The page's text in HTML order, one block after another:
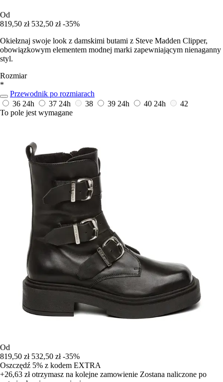
Od
819,50 zł 532,50 zł -35%
Okiełznaj swoje look z damskimi butami z Steve Madden Clipper,
obowiązkowym elementem modnej marki zapewniającym nienaganny
styl.
Rozmiar
*
Przewodnik po rozmiarach
36 24h 37 24h 38 39 24h 40 24h
42
To pole jest wymagane
Od
819,50 zł 532,50 zł -35%
Oszczędź 5% z kodem EXTRA
+26,63 złotrzymasz na kolejne zamowienie Zostana naliczone po